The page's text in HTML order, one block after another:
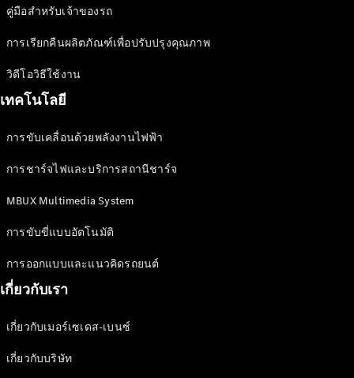
คู่มือสำหรับเจ้าของรถ
การเรียกคืนผลิตภัณฑ์เพื่อปรับปรุงคุณภาพ
วิดีโอวิธีใช้งาน
เทคโนโลยี
การขับเคลื่อนด้วยพลังงานไฟฟ้า
การชาร์จไฟและบริการสถานีชาร์จ
MBUX Multimedia System
การขับขี่แบบอัตโนมัติ
การออกแบบและแนวคิดรถยนต์
เกี่ยวกับเรา
เกี่ยวกับเมอร์เซเดส-เบนซ์
เกี่ยวกับบริษัท